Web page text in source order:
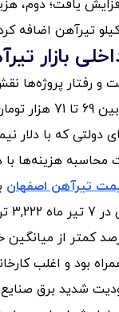
بازار
دولتی که با دلار
محاسبه هزینه‌ها
تیرآهن اصفهان
که حدود 7 درصد کمتر
بود و اغلب